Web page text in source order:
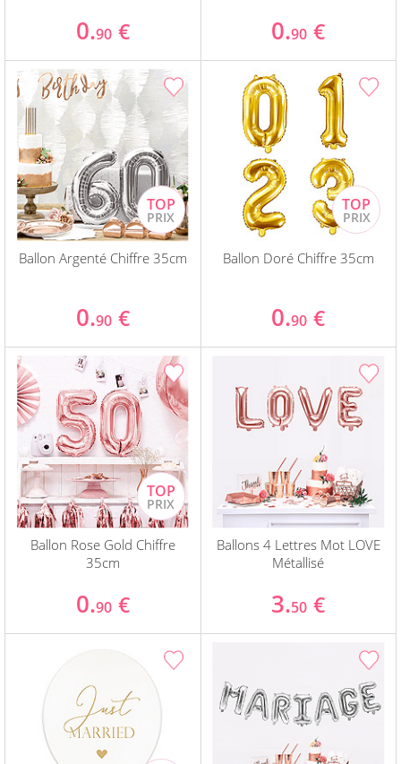
0.90 € 0.90 €
Ballon Argenté Chiffre 35cm
0.90 €
Ballon Doré Chiffre 35cm
0.90 €
Ballon Rose Gold Chiffre
35cm
0.90 €
Ballons 4 Lettres Mot LOVE
Métallisé
3.50 €